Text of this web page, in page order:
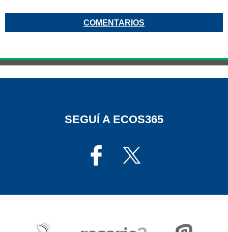
COMENTARIOS
SEGUÍ A ECOS365